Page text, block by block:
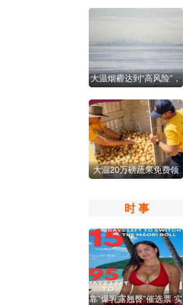
大温烟霾达到“高风险”，
大温20万磅蔬果免费领
时 事
靠“爆乳露翘臀”催选票 实